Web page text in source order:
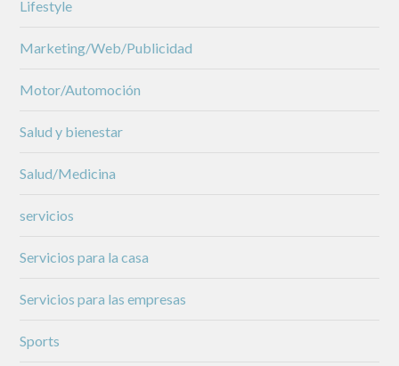
Lifestyle
Marketing/Web/Publicidad
Motor/Automoción
Salud y bienestar
Salud/Medicina
servicios
Servicios para la casa
Servicios para las empresas
Sports